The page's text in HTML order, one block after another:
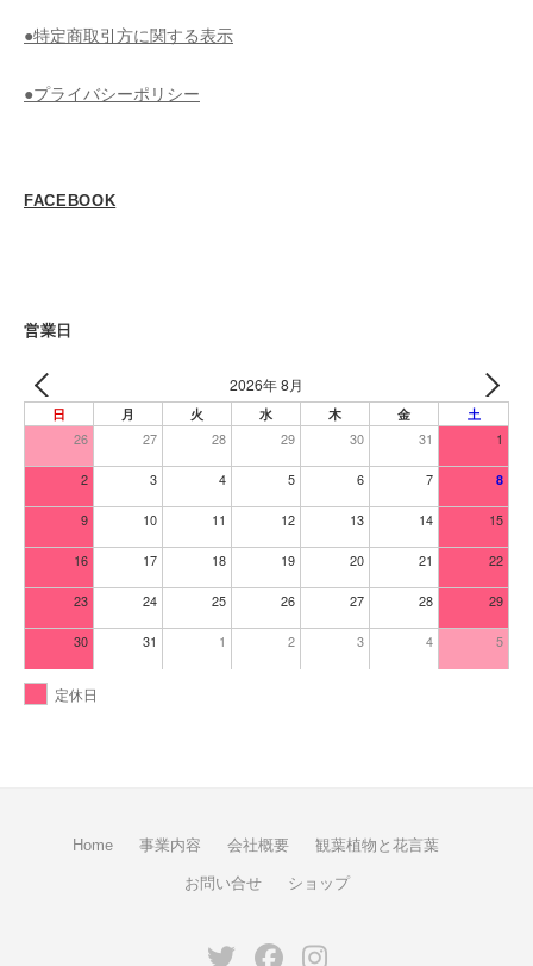
●特定商取引方に関する表示
●プライバシーポリシー
FACEBOOK
営業日
2026年 8月
日 月 火 水 木 金 土
26 27 28 29 30 31 1
2 3 4 5 6 7 8
9 10 11 12 13 14 15
16 17 18 19 20 21 22
23 24 25 26 27 28 29
30 31 1 2 3 4 5
定休日
Home 事業内容 会社概要 観葉植物と花言葉
お問い合せ ショップ
TwitterFacebookInstagram